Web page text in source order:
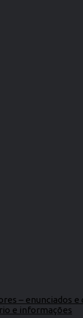
– enunciados
e informações